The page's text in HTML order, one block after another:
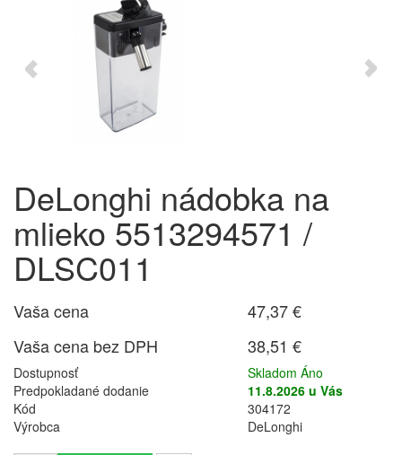
DeLonghi nádobka na
mlieko 5513294571 /
DLSC011
Vaša cena
47,37 €
Vaša cena bez DPH
38,51 €
Dostupnosť
Skladom Áno
Predpokladané dodanie
11.8.2026 u Vás
Kód
304172
Výrobca
DeLonghi